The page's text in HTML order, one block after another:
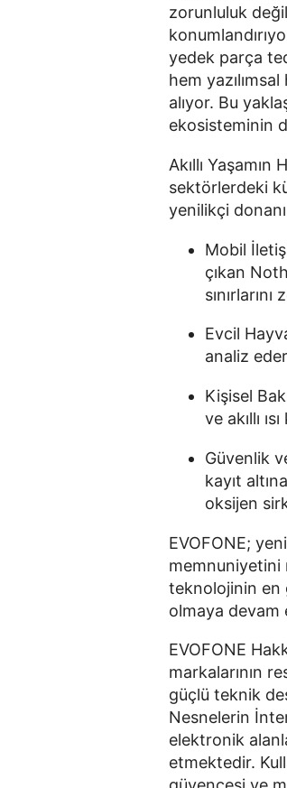
zorunluluk
yedek parça
hem
alıyor. Bu
ekosisteminin
Akıllı
sektörlerdeki
yenilikçi
Mobil
çıkan
Evcil
analiz
Kişisel
ve akıllı
Güvenlik
kayıt
oksijen
EVOFONE;
memnuniyetini
teknolojinin en
olmaya devam
EVOFONE
markalarının
güçlü teknik
Nesnelerin
elektronik
etmektedir.